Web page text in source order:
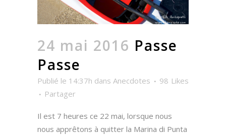
24 mai 2016 Passe
Passe
Publié le 14:37h dans Anecdotes 98 Likes
Partager
Il est 7 heures ce 22 mai, lorsque nous
nous apprêtons à quitter la Marina di Punta